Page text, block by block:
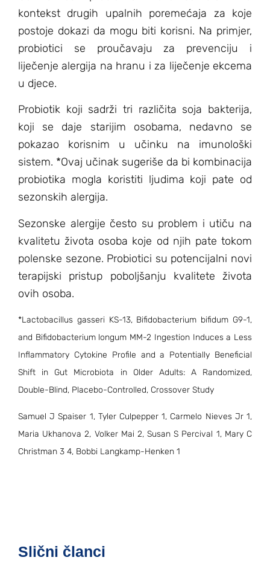
kontekst drugih upalnih poremećaja za koje
postoje dokazi da mogu biti korisni. Na primjer,
probiotici se proučavaju za prevenciju i
liječenje alergija na hranu i za liječenje ekcema
u djece.
Probiotik koji sadrži tri različita soja bakterija,
koji se daje starijim osobama, nedavno se
pokazao korisnim u učinku na imunološki
sistem. *Ovaj učinak sugeriše da bi kombinacija
probiotika mogla koristiti ljudima koji pate od
sezonskih alergija.
Sezonske alergije često su problem i utiču na
kvalitetu života osoba koje od njih pate tokom
polenske sezone. Probiotici su potencijalni novi
terapijski pristup poboljšanju kvalitete života
ovih osoba.
*Lactobacillus gasseri KS-13, Bifidobacterium bifidum G9-1,
and Bifidobacterium longum MM-2 Ingestion Induces a Less
Inflammatory Cytokine Profile and a Potentially Beneficial
Shift in Gut Microbiota in Older Adults: A Randomized,
Double-Blind, Placebo-Controlled, Crossover Study
Samuel J Spaiser 1, Tyler Culpepper 1, Carmelo Nieves Jr 1,
Maria Ukhanova 2, Volker Mai 2, Susan S Percival 1, Mary C
Christman 3 4, Bobbi Langkamp-Henken 1
Slični članci